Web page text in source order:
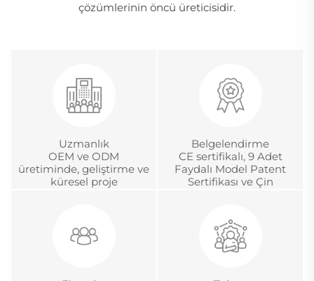
çözümlerinin öncü üreticisidir.
Uzmanlık
OEM ve ODM
üretiminde, geliştirme ve
küresel proje
Belgelendirme
CE sertifikalı, 9 Adet
Faydalı Model Patent
Sertifikası ve Çin